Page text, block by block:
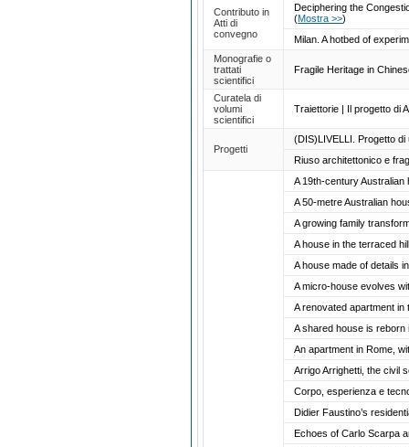
Contributo in
Atti di
convegno
Deciphering the
(Mostra >>)
Milan. A hotbed of
Monografie o
trattati
scientifici
Fragile Heritage in
Curatela di
volumi
scientifici
Traiettorie | Il progetto di
Progetti
(DIS)LIVELLI. Progetto
Riuso architettonico e
A 19th-century
A 50-metre Australian
A growing family
A house in the terraced
A house made of details
A micro-house evolves
A renovated apartment
A shared house is reborn
An apartment in Rome,
Arrigo Arrighetti, the civil
Corpo, esperienza e
Didier Faustino’s
Echoes of Carlo Scarpa